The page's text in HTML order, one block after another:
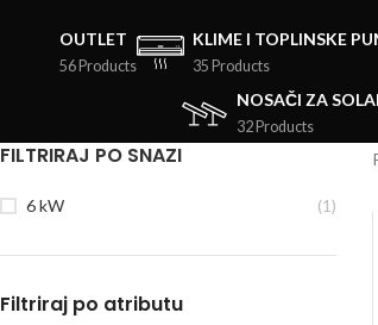
OUTLET
56 Products
KLIME I TOPLINSKE
35 Products
NOSAČI ZA
32 Products
FILTRIRAJ PO SNAZI
6 kW (1)
Filtriraj po atributu